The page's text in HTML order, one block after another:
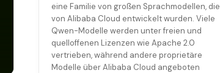
eine Familie von großen Sprachmodellen, die
von Alibaba Cloud entwickelt wurden. Viele
Qwen-Modelle werden unter freien und
quelloffenen Lizenzen wie Apache 2.0
vertrieben, während andere proprietäre
Modelle über Alibaba Cloud angeboten